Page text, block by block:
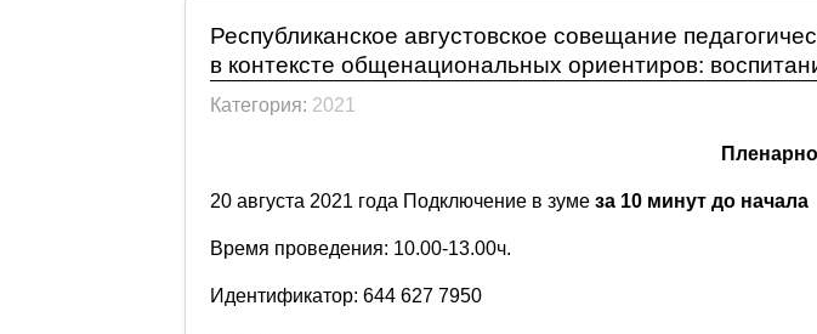
Республиканское августовское совещание
в контексте общенациональных ориентиров:
Категория: 2021
20 августа 2021 года Подключение в зуме за 10 минут до начала
Время проведения: 10.00-13.00ч.
Идентификатор: 644 627 7950